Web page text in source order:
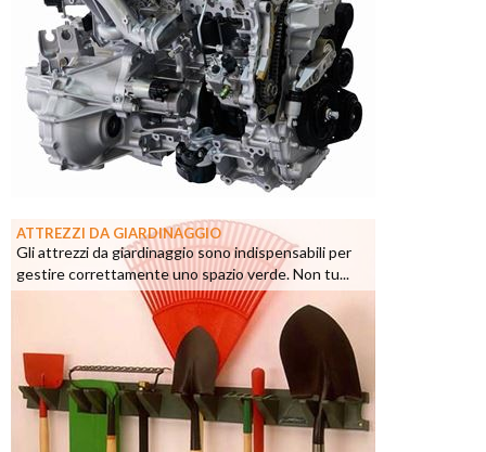
ATTREZZI DA GIARDINAGGIO
Gli attrezzi da giardinaggio sono indispensabili per
gestire correttamente uno spazio verde. Non tu...